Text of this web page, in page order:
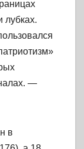
лубках.
—
в